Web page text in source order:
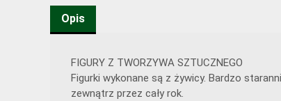
Opis
FIGURY Z TWORZYWA SZTUCZNEGO
Figurki wykonane są z żywicy. Bardzo
zewnątrz przez cały rok.